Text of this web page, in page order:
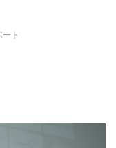
ート